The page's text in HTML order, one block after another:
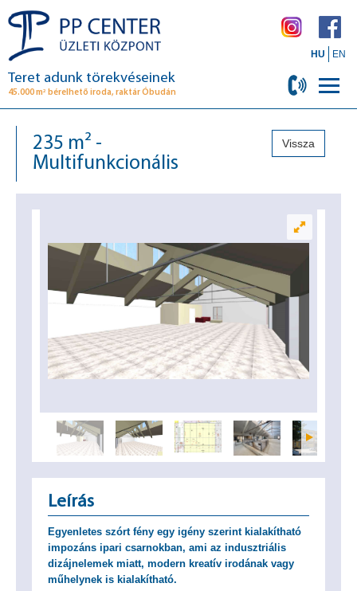
Teret adunk törekvéseinek
45.000 m2 bérelhető iroda, raktár Óbudán
HU EN
235 m² -
Multifunkcionális
Vissza
Leírás
Egyenletes szórt fény egy igény szerint kialakítható
impozáns ipari csarnokban, ami az indusztriális
dizájnelemek miatt, modern kreatív irodának vagy
műhelynek is kialakítható.